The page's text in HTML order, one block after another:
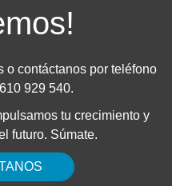
o contáctanos por teléfono
929 540.
tu crecimiento y
futuro. Súmate.